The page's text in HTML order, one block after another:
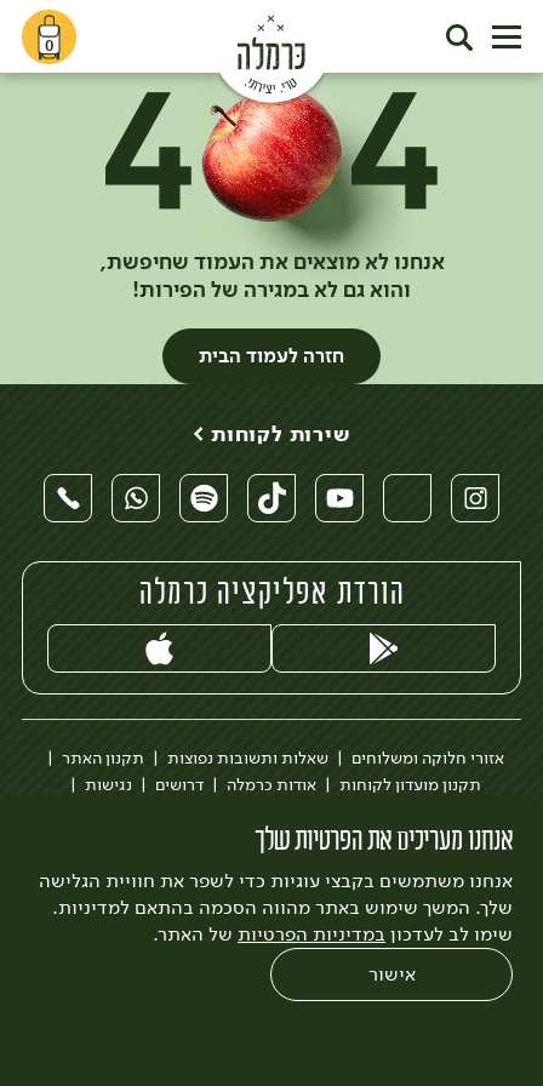
0
אנחנו לא מוצאים את העמוד שחיפשת,
והוא גם לא במגירה של הפירות!
חזרה לעמוד הבית
אנחנו מעריכים את הפרטיות שלך
אנחנו משתמשים בקבצי עוגיות כדי לשפר את חוויית הגלישה
שלך. המשך שימוש באתר מהווה הסכמה בהתאם למדיניות.
שימו לב לעדכון במדיניות הפרטיות של האתר.
אישור
שירות לקוחות >
הורדת אפליקציה כרמלה
אזורי חלוקה ומשלוחים שאלות ותשובות נפוצות
תקנון האתר
תקנון מועדון לקוחות
אודות כרמלה דרושים
נגישות
לצפייה בעדכון מדיניות פרטיות
עיצוב:3bears פיתוח:Quatro